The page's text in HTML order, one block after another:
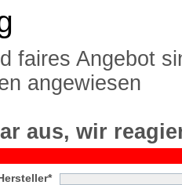
faires Angebot
angewiesen
aus, wir